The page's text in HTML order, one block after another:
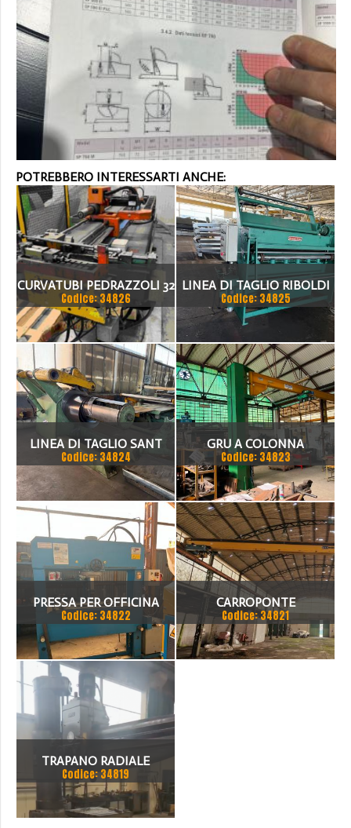
POTREBBERO INTERESSARTI ANCHE:
CURVATUBI PEDRAZZOLI 32
- 3 ASSI CNC
Codice: 34826
LINEA DI TAGLIO RIBOLDI
1500 X 2MM
Codice: 34825
LINEA DI TAGLIO SANT
1500 X 3 MM
Codice: 34824
GRU A COLONNA
PUPPINATO 1 TON
Codice: 34823
PRESSA PER OFFICINA
SICMI 100 TON
Codice: 34822
CARROPONTE
MONOTRAVE DEMAG 5
TON SCARTAMENTO 16190
Codice: 34821
TRAPANO RADIALE
SBRACCIO 3000 MM. FORO
100 MM
Codice: 34819